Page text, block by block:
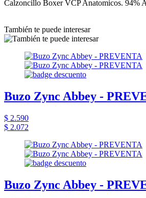
Calzoncillo Boxer VCP Anatomicos. 94%
También te puede interesar
Buzo Zync Abbey -
$ 2.590
$ 2.072
Buzo Zync Abbey -